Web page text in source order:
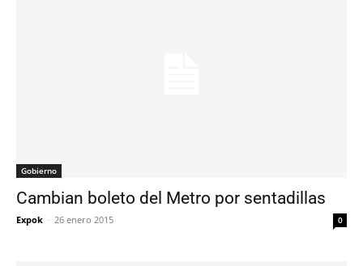
Gobierno
Cambian boleto del Metro por sentadillas
Expok - 26 enero 2015 0